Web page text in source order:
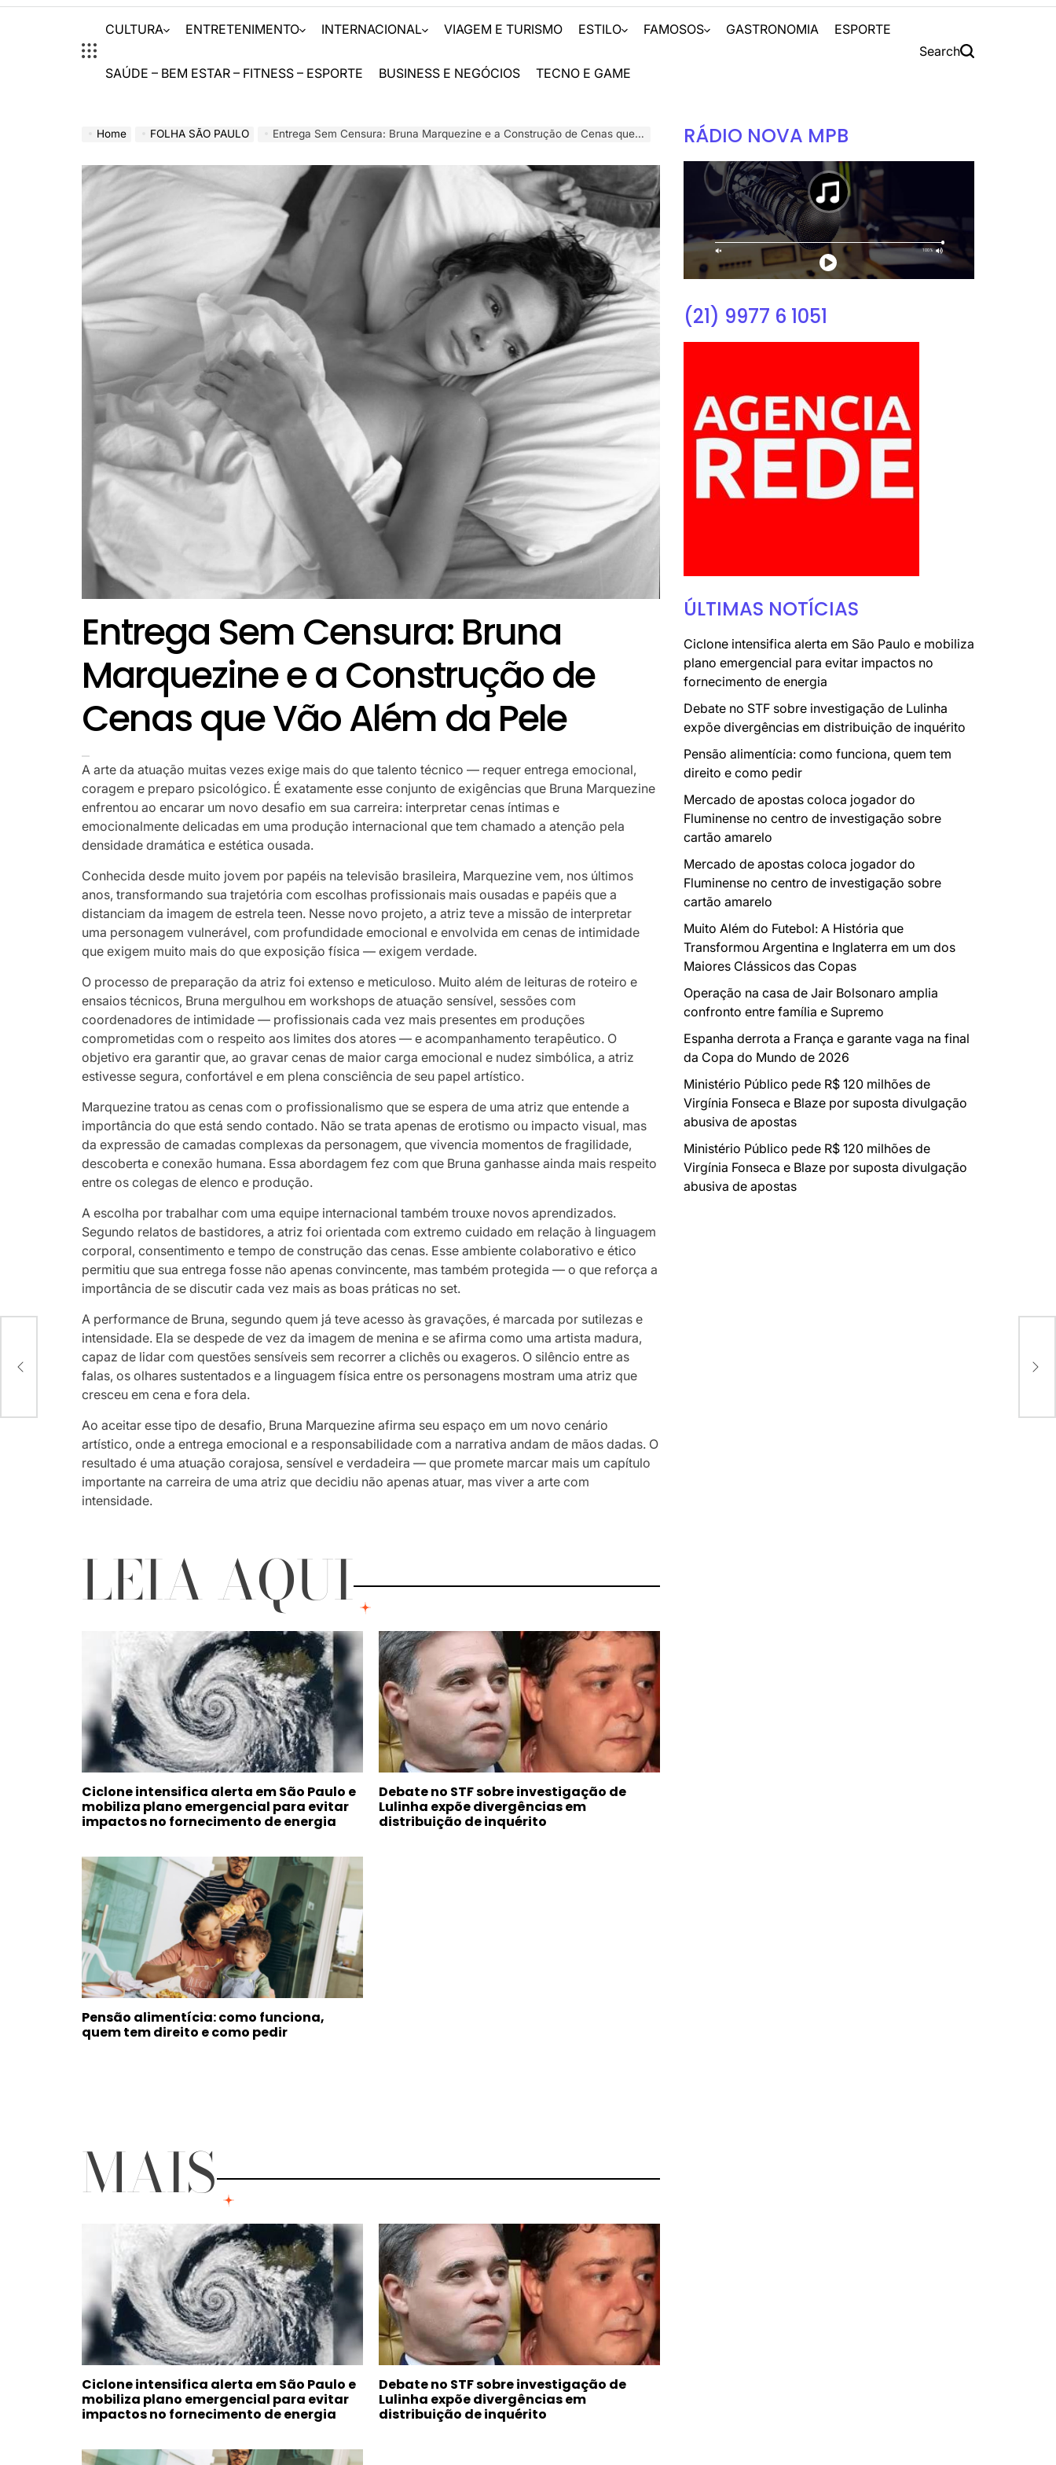
CULTURA ENTRETENIMENTO INTERNACIONAL VIAGEM E TURISMO ESTILO FAMOSOS GASTRONOMIA ESPORTE
SAÚDE – BEM ESTAR – FITNESS – ESPORTE BUSINESS E NEGÓCIOS TECNO E GAME
Search
Home FOLHA SÃO PAULO Entrega Sem Censura: Bruna Marquezine e a Construção de Cenas que Vão Além da Pele
Entrega Sem Censura: Bruna
Marquezine e a Construção de
Cenas que Vão Além da Pele
A arte da atuação muitas vezes exige mais do que talento técnico — requer entrega emocional,
coragem e preparo psicológico. É exatamente esse conjunto de exigências que Bruna Marquezine
enfrentou ao encarar um novo desafio em sua carreira: interpretar cenas íntimas e
emocionalmente delicadas em uma produção internacional que tem chamado a atenção pela
densidade dramática e estética ousada.
Conhecida desde muito jovem por papéis na televisão brasileira, Marquezine vem, nos últimos
anos, transformando sua trajetória com escolhas profissionais mais ousadas e papéis que a
distanciam da imagem de estrela teen. Nesse novo projeto, a atriz teve a missão de interpretar
uma personagem vulnerável, com profundidade emocional e envolvida em cenas de intimidade
que exigem muito mais do que exposição física — exigem verdade.
O processo de preparação da atriz foi extenso e meticuloso. Muito além de leituras de roteiro e
ensaios técnicos, Bruna mergulhou em workshops de atuação sensível, sessões com
coordenadores de intimidade — profissionais cada vez mais presentes em produções
comprometidas com o respeito aos limites dos atores — e acompanhamento terapêutico. O
objetivo era garantir que, ao gravar cenas de maior carga emocional e nudez simbólica, a atriz
estivesse segura, confortável e em plena consciência de seu papel artístico.
Marquezine tratou as cenas com o profissionalismo que se espera de uma atriz que entende a
importância do que está sendo contado. Não se trata apenas de erotismo ou impacto visual, mas
da expressão de camadas complexas da personagem, que vivencia momentos de fragilidade,
descoberta e conexão humana. Essa abordagem fez com que Bruna ganhasse ainda mais respeito
entre os colegas de elenco e produção.
A escolha por trabalhar com uma equipe internacional também trouxe novos aprendizados.
Segundo relatos de bastidores, a atriz foi orientada com extremo cuidado em relação à linguagem
corporal, consentimento e tempo de construção das cenas. Esse ambiente colaborativo e ético
permitiu que sua entrega fosse não apenas convincente, mas também protegida — o que reforça a
importância de se discutir cada vez mais as boas práticas no set.
A performance de Bruna, segundo quem já teve acesso às gravações, é marcada por sutilezas e
intensidade. Ela se despede de vez da imagem de menina e se afirma como uma artista madura,
capaz de lidar com questões sensíveis sem recorrer a clichês ou exageros. O silêncio entre as
falas, os olhares sustentados e a linguagem física entre os personagens mostram uma atriz que
cresceu em cena e fora dela.
Ao aceitar esse tipo de desafio, Bruna Marquezine afirma seu espaço em um novo cenário
artístico, onde a entrega emocional e a responsabilidade com a narrativa andam de mãos dadas. O
resultado é uma atuação corajosa, sensível e verdadeira — que promete marcar mais um capítulo
importante na carreira de uma atriz que decidiu não apenas atuar, mas viver a arte com
intensidade.
LEIA AQUI
Ciclone intensifica alerta em São Paulo e
mobiliza plano emergencial para evitar
impactos no fornecimento de energia
Debate no STF sobre investigação de
Lulinha expõe divergências em
distribuição de inquérito
Pensão alimentícia: como funciona,
quem tem direito e como pedir
MAIS
Ciclone intensifica alerta em São Paulo e
mobiliza plano emergencial para evitar
impactos no fornecimento de energia
Debate no STF sobre investigação de
Lulinha expõe divergências em
distribuição de inquérito
e
RÁDIO NOVA MPB
(21) 9977 6 1051
ÚLTIMAS NOTÍCIAS
Ciclone intensifica alerta em São Paulo e mobiliza
plano emergencial para evitar impactos no
fornecimento de energia
Debate no STF sobre investigação de Lulinha
expõe divergências em distribuição de inquérito
Pensão alimentícia: como funciona, quem tem
direito e como pedir
Mercado de apostas coloca jogador do
Fluminense no centro de investigação sobre
cartão amarelo
Mercado de apostas coloca jogador do
Fluminense no centro de investigação sobre
cartão amarelo
Muito Além do Futebol: A História que
Transformou Argentina e Inglaterra em um dos
Maiores Clássicos das Copas
Operação na casa de Jair Bolsonaro amplia
confronto entre família e Supremo
Espanha derrota a França e garante vaga na final
da Copa do Mundo de 2026
Ministério Público pede R$ 120 milhões de
Virgínia Fonseca e Blaze por suposta divulgação
abusiva de apostas
Ministério Público pede R$ 120 milhões de
Virgínia Fonseca e Blaze por suposta divulgação
abusiva de apostas